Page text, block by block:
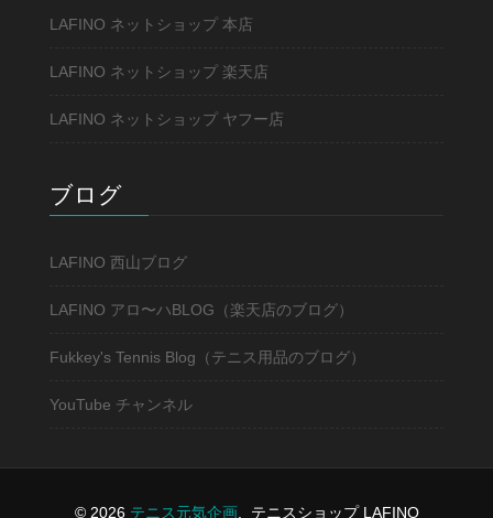
LAFINO ネットショップ 本店
LAFINO ネットショップ 楽天店
LAFINO ネットショップ ヤフー店
ブログ
LAFINO 西山ブログ
LAFINO アロ〜ハBLOG（楽天店のブログ）
Fukkey's Tennis Blog（テニス用品のブログ）
YouTube チャンネル
© 2026 テニス元気企画. テニスショップ LAFINO